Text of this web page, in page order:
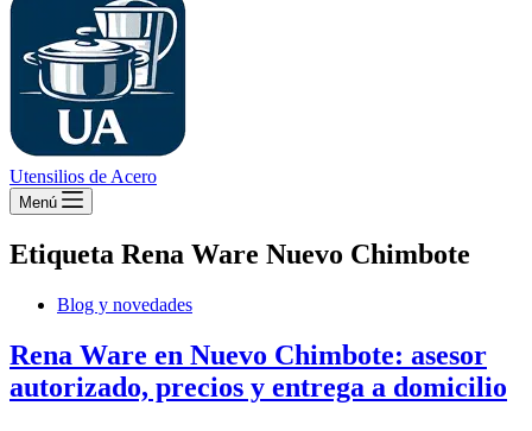
Utensilios de Acero
Menú
Etiqueta Rena Ware Nuevo Chimbote
Blog y novedades
Rena Ware en Nuevo Chimbote: asesor
autorizado, precios y entrega a domicilio